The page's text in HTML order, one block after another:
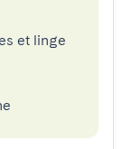
et linge